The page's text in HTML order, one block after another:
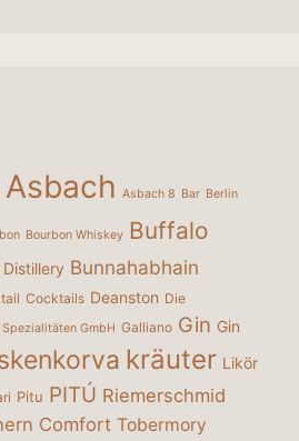
Asbach Asbach 8 Bar Berlin
Bourbon Whiskey Buffalo
Bunnahabhain
Cocktails Deanston Die
GmbH Galliano Gin Gin
kräuter Likör
Pitu PITÚ Riemerschmid
Comfort Tobermory